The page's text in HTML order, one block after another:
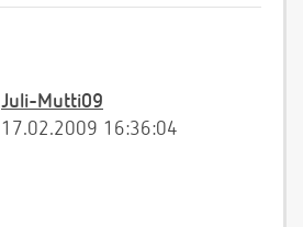
Juli-Mutti09
17.02.2009 16:36:04